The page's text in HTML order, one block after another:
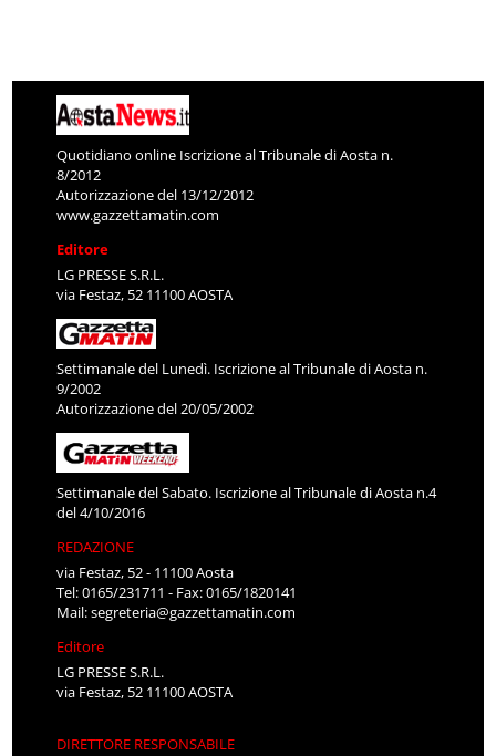
Quotidiano online Iscrizione al Tribunale di Aosta n.
8/2012
Autorizzazione del 13/12/2012
www.gazzettamatin.com
Editore
LG PRESSE S.R.L.
via Festaz, 52 11100 AOSTA
Settimanale del Lunedì. Iscrizione al Tribunale di Aosta n.
9/2002
Autorizzazione del 20/05/2002
Settimanale del Sabato. Iscrizione al Tribunale di Aosta n.4
del 4/10/2016
REDAZIONE
via Festaz, 52 - 11100 Aosta
Tel: 0165/231711 - Fax: 0165/1820141
Mail:segreteria@gazzettamatin.com
Editore
LG PRESSE S.R.L.
via Festaz, 52 11100 AOSTA
DIRETTORE RESPONSABILE